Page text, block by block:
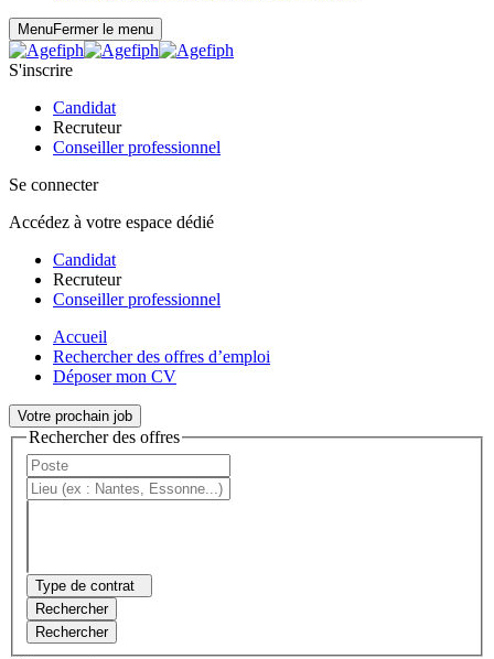
MenuFermer le menu
S'inscrire
Candidat
Recruteur
Conseiller professionnel
Se connecter
Accédez à votre espace dédié
Candidat
Recruteur
Conseiller professionnel
Accueil
Rechercher des offres d’emploi
Déposer mon CV
Votre prochain job
Rechercher des offres
Type de contrat
Rechercher
Rechercher